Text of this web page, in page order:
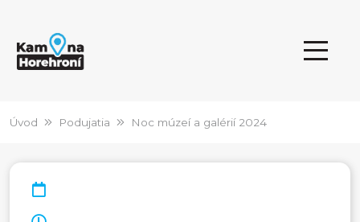
Úvod Podujatia Noc múzeí a galérií 2024